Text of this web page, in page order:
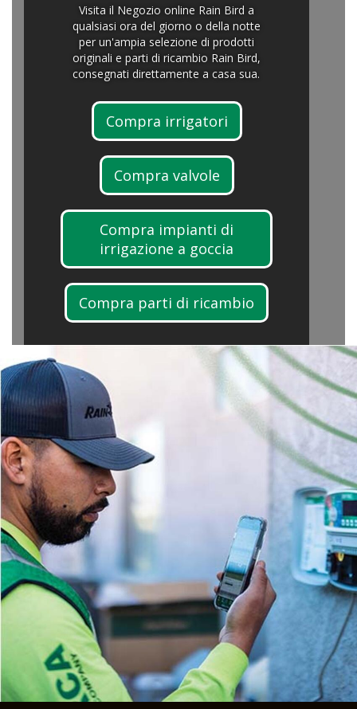
Visita il Negozio online Rain Bird a
qualsiasi ora del giorno o della notte
per un'ampia selezione di prodotti
originali e parti di ricambio Rain Bird,
consegnati direttamente a casa sua.
Compra irrigatori
Compra valvole
Compra impianti di
irrigazione a goccia
Compra parti di ricambio